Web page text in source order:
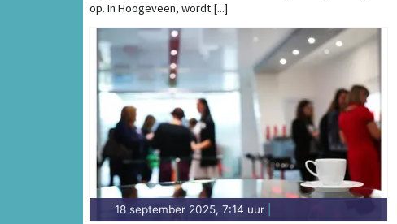
op. In Hoogeveen, wordt [...]
18 september 2025, 7:14 uur